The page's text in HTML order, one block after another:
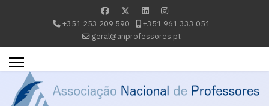
+351 253 209 590
+351 961 333 051
geral@anprofessores.pt